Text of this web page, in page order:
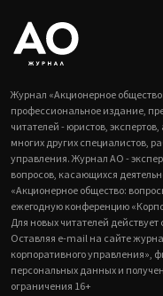
Журнал «Акционерное
профессиональное издание,
читателей - юристов,
многих других специалистов,
управления. Журнал АО -
вопросов, касающихся
«Акционерное общество:
ежегодную конференцию
Для новых читателей
Оставляя e-mail на сайте
корпоративного управления»,
персональных данных и
ограничения 16+